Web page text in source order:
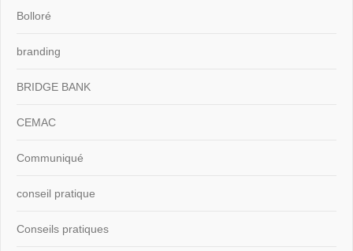
Bolloré
branding
BRIDGE BANK
CEMAC
Communiqué
conseil pratique
Conseils pratiques